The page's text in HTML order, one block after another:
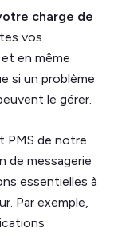
charge de
vos
en même
si un problème
le gérer.
PMS de notre
de messagerie
essentielles à
Par exemple,